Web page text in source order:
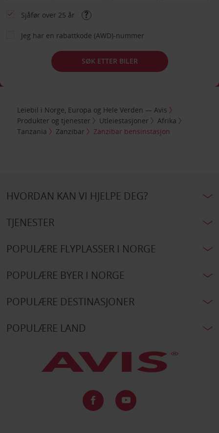
Sjåfør over 25 år
Jeg har en rabattkode (AWD)-nummer
SØK ETTER BILER
Leiebil i Norge, Europa og Hele Verden — Avis
Produkter og tjenester
Utleiestasjoner
Afrika
Tanzania
Zanzibar Zanzibar bensinstasjon
HVORDAN KAN VI HJELPE DEG?
TJENESTER
POPULÆRE FLYPLASSER I NORGE
POPULÆRE BYER I NORGE
POPULÆRE DESTINASJONER
POPULÆRE LAND